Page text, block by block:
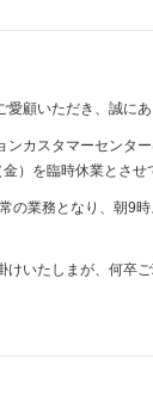
顧いただき、誠にあ
ンカスタマーセンタ
）を臨時休業とさせ
の業務となり、朝9
けいたしまが、何卒